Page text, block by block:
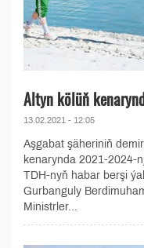
Altyn kölüň
13.02.2021 - 12:05
Aşgabat şäheriniň
kenarynda 2021-2024-
TDH-nyň habar berşi
Gurbanguly
Ministrler...